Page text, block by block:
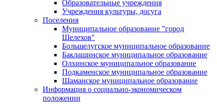
Образовательные учреждения
Учреждения культуры, досуга
Поселения
Муниципальное образование "город
Шелехов"
Большелугское муниципальное образование
Баклашинское муниципальное образование
Олхинское муниципальное образование
Подкаменское муниципальное образование
Шаманское муниципальное образование
Информация о социально-экономическом
положении